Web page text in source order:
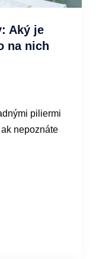
Aký je
na nich
piliermi
nepoznáte